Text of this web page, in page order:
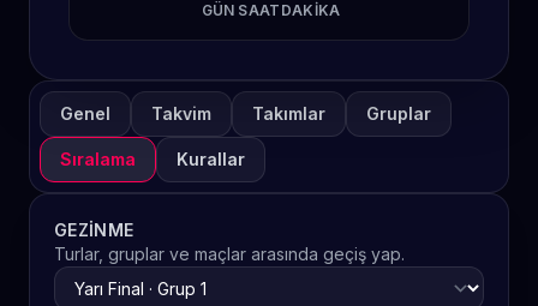
GÜN SAAT DAKIKA
Genel Takvim Takımlar Gruplar
Sıralama Kurallar
GEZINME
Turlar, gruplar ve maçlar arasında geçiş yap.